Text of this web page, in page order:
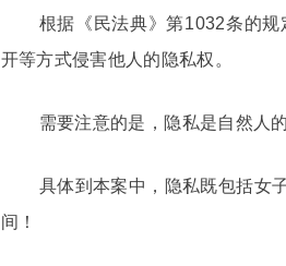
根据《民法典》第1032条的
开等方式侵害他人的隐私权。
需要注意的是，隐私是自然人
具体到本案中，隐私既包括女
间！